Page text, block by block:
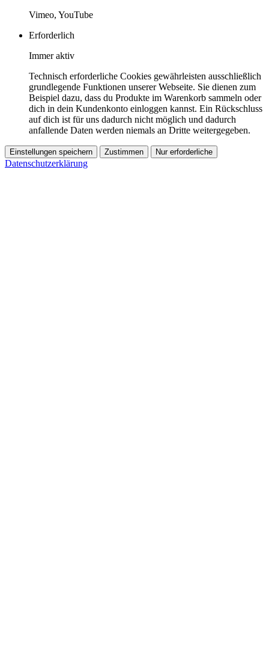
Vimeo, YouTube
Erforderlich
Immer aktiv
Technisch erforderliche Cookies gewährleisten ausschließlich
grundlegende Funktionen unserer Webseite. Sie dienen zum
Beispiel dazu, dass du Produkte im Warenkorb sammeln oder
dich in dein Kundenkonto einloggen kannst. Ein Rückschluss
auf dich ist für uns dadurch nicht möglich und dadurch
anfallende Daten werden niemals an Dritte weitergegeben.
Einstellungen speichern Zustimmen Nur erforderliche
Datenschutzerklärung